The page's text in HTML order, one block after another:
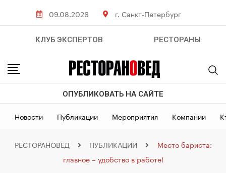
09.08.2026 г. Санкт-Петербург
КЛУБ ЭКСПЕРТОВ РЕСТОРАНЫ
ОПУБЛИКОВАТЬ НА САЙТЕ
Новости Публикации Мероприятия Компании
РЕСТОРАНОВЕД ПУБЛИКАЦИИ
Место бариста:
главное – удобство в работе!